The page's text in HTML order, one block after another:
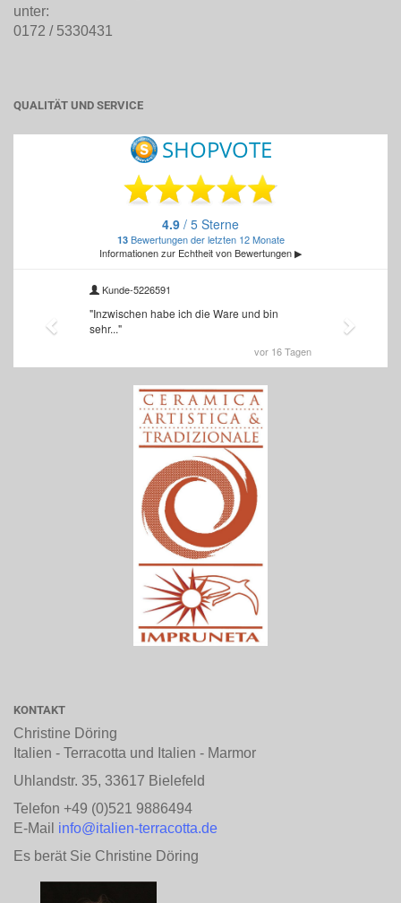
unter:
0172 / 5330431
QUALITÄT UND SERVICE
KONTAKT
Christine Döring
Italien - Terracotta und Italien - Marmor
Uhlandstr. 35, 33617 Bielefeld
Telefon +49 (0)521 9886494
E-Mail info@italien-terracotta.de
Es berät Sie Christine Döring